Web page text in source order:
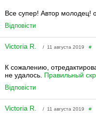
Все супер! Автор молодец!
Відповісти
Victoria R. / 11 августа 2019 #
К сожалению,
не удалось. Правильный
Відповісти
Victoria R. / 11 августа 2019 #